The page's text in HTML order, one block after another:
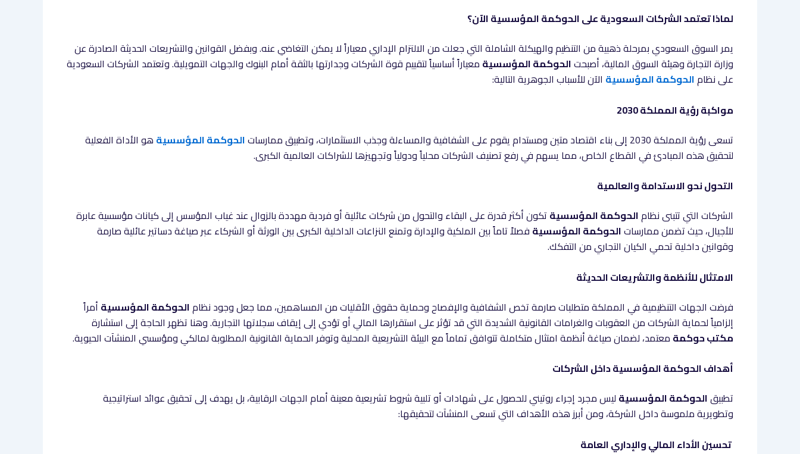
لماذا تعتمد الشركات السعودية على الحوكمة المؤسسية الآن؟
يمر السوق السعودي بمرحلة ذهبية من التنظيم والهيكلة الشاملة التي جعلت من الالتزام الإداري معياراً لا يمكن التغاضي عنه. وبفضل القوانين والتشريعات الحديثة الصادرة عن
وزارة التجارة وهيئة السوق المالية، أصبحتالحوكمة المؤسسية معياراً أساسياً لتقييم قوة الشركات وجدارتها بالثقة أمام البنوك والجهات التمويلية. وتعتمد الشركات السعودية
على نظامالحوكمة المؤسسية الآن للأسباب الجوهرية التالية:
مواكبة رؤية المملكة 2030
تسعى رؤية المملكة 2030 إلى بناء اقتصاد متين ومستدام يقوم على الشفافية والمساءلة وجذب الاستثمارات، وتطبيق ممارسات
الحوكمة المؤسسية هو الأداة الفعلية
لتحقيق هذه المبادئ في القطاع الخاص، مما يسهم في رفع تصنيف الشركات محلياً ودولياً وتجهيزها للشراكات العالمية الكبرى.
التحول نحو الاستدامة والعالمية
الشركات التي تتبنى نظامالحوكمة المؤسسية تكون أكثر قدرة على البقاء والتحول من شركات عائلية أو فردية مهددة بالزوال عند غياب المؤسس إلى كيانات مؤسسية عابرة
للأجيال، حيث تضمن ممارساتالحوكمة المؤسسية فصلاً تاماً بين الملكية والإدارة وتمنع النزاعات الداخلية الكبرى بين الورثة أو الشركاء عبر صياغة دساتير عائلية صارمة
وقوانين داخلية تحمي الكيان التجاري من التفكك.
الامتثال للأنظمة والتشريعات الحديثة
فرضت الجهات التنظيمية في المملكة متطلبات صارمة تخص الشفافية والإفصاح وحماية حقوق الأقليات من المساهمين، مما جعل وجود نظامالحوكمة المؤسسية أمراً
إلزامياً لحماية الشركات من العقوبات والغرامات القانونية الشديدة التي قد تؤثر على استقرارها المالي أو تؤدي إلى إيقاف سجلاتها التجارية. وهنا تظهر الحاجة إلى استشارة
مكتب حوكمة معتمد، لضمان صياغة أنظمة امتثال متكاملة تتوافق تماماً مع البيئة التشريعية المحلية وتوفر الحماية القانونية المطلوبة لمالكي ومؤسسي المنشآت الحيوية.
أهداف الحوكمة المؤسسية داخل الشركات
تطبيقالحوكمة المؤسسية ليس مجرد إجراء روتيني للحصول على شهادات أو تلبية شروط تشريعية معينة أمام الجهات الرقابية، بل يهدف إلى تحقيق عوائد استراتيجية
وتطويرية ملموسة داخل الشركة، ومن أبرز هذه الأهداف التي تسعى المنشآت لتحقيقها:
تحسين الأداء المالي والإداري العامة